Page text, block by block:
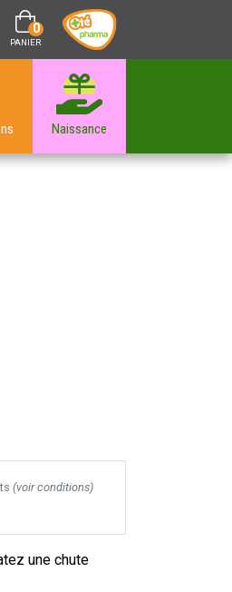
PANIER
0
Naissance
(voir conditions)
une chute